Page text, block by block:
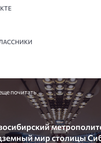
почитать
мир столицы